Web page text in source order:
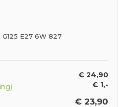
E27 6W 827
€ 24,90
€ 1,-
€ 23,90